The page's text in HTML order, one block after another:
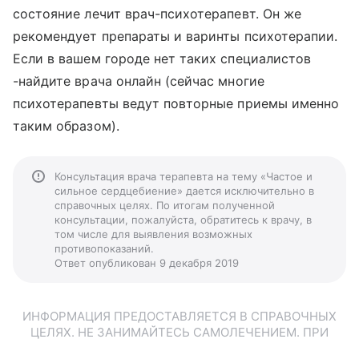
состояние лечит врач-психотерапевт. Он же
рекомендует препараты и варинты психотерапии.
Если в вашем городе нет таких специалистов
-найдите врача онлайн (сейчас многие
психотерапевты ведут повторные приемы именно
таким образом).
Консультация врача терапевта на тему «Частое и
сильное сердцебиение» дается исключительно в
справочных целях. По итогам полученной
консультации, пожалуйста, обратитесь к врачу, в
том числе для выявления возможных
противопоказаний.
Ответ опубликован 9 декабря 2019
ИНФОРМАЦИЯ ПРЕДОСТАВЛЯЕТСЯ В СПРАВОЧНЫХ
ЦЕЛЯХ. НЕ ЗАНИМАЙТЕСЬ САМОЛЕЧЕНИЕМ. ПРИ